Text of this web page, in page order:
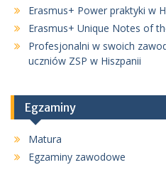
Erasmus+ Power praktyki w
Erasmus+ Unique Notes of
Profesjonalni w swoich
uczniów ZSP w Hiszpanii
Egzaminy
Matura
Egzaminy zawodowe